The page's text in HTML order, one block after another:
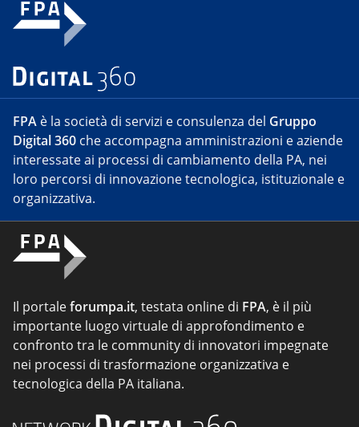
FPA è la società di servizi e consulenza del Gruppo
Digital 360 che accompagna amministrazioni e aziende
interessate ai processi di cambiamento della PA, nei
loro percorsi di innovazione tecnologica, istituzionale e
organizzativa.
Il portaleforumpa.it, testata online di FPA, è il più
importante luogo virtuale di approfondimento e
confronto tra le community di innovatori impegnate
nei processi di trasformazione organizzativa e
tecnologica della PA italiana.